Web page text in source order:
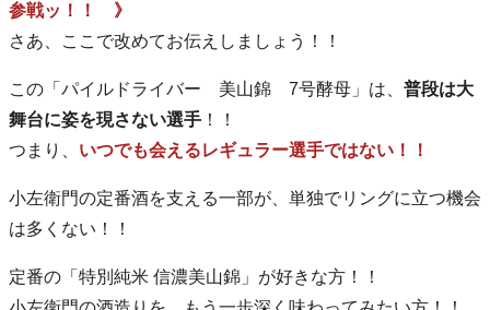
参戦ッ！！ 》
さあ、ここで改めてお伝えしましょう！！
この「パイルドライバー 美山錦 7号酵母」は、 普段は大
舞台に姿を現さない選手 ！！
つまり、 いつでも会えるレギュラー選手ではない！！
小左衛門の定番酒を支える一部が、単独でリングに立つ機会
は多くない！！
定番の「特別純米 信濃美山錦」が好きな方！！